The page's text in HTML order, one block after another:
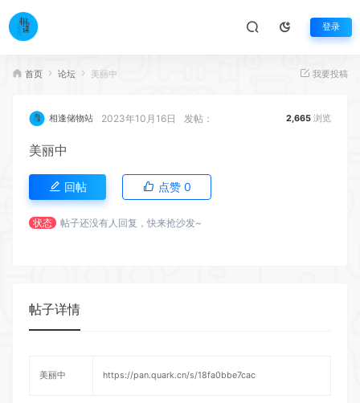
登录
首页 论坛 美丽中 我要投稿
相逢储物站 2023年10月16日 发帖： 2,665 浏览
美丽中
回帖 点赞 0
状态 帖子还没有人回复，快来抢沙发~
帖子详情
美丽中 https://pan.quark.cn/s/18fa0bbe7cac